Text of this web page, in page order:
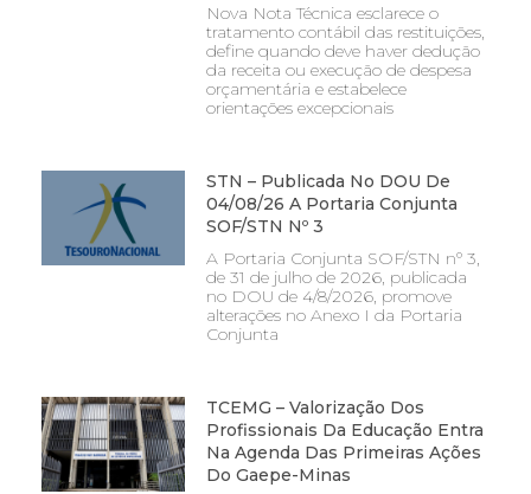
Nova Nota Técnica esclarece o
tratamento contábil das restituições,
define quando deve haver dedução
da receita ou execução de despesa
orçamentária e estabelece
orientações excepcionais
STN – Publicada No DOU De
04/08/26 A Portaria Conjunta
SOF/STN Nº 3
A Portaria Conjunta SOF/STN nº 3,
de 31 de julho de 2026, publicada
no DOU de 4/8/2026, promove
alterações no Anexo I da Portaria
Conjunta
TCEMG – Valorização Dos
Profissionais Da Educação Entra
Na Agenda Das Primeiras Ações
Do Gaepe-Minas